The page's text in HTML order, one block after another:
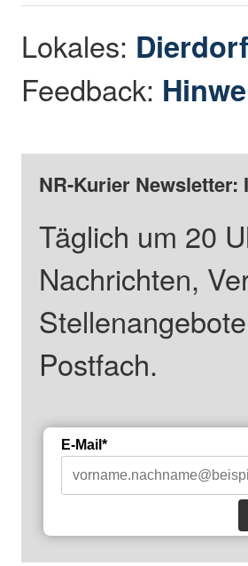
Lokales:
Feedback:
NR-Kurier
Täglich um 20
Nachrichten,
Postfach.
E-Mail*